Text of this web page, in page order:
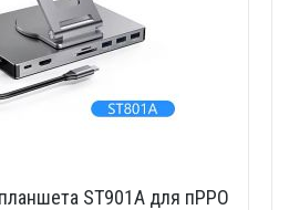
ST901A для пРРО